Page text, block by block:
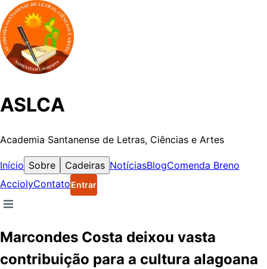
ASLCA
Academia Santanense de Letras, Ciências e Artes
Início Sobre Cadeiras NotíciasBlogComenda Breno
AcciolyContatoEntrar
Marcondes Costa deixou vasta
contribuição para a cultura alagoana